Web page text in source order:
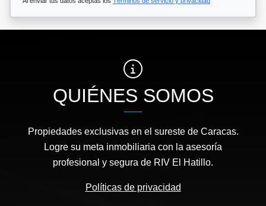
QUIÉNES SOMOS
Propiedades exclusivas en el sureste de Caracas.
Logre su meta inmobiliaria con la asesoría
profesional y segura de RIV El Hatillo.
Políticas de privacidad